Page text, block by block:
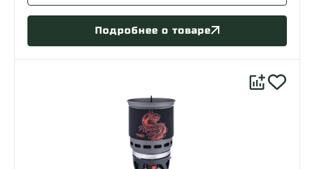
Подробнее о товаре